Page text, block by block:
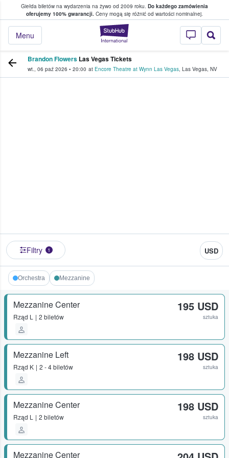
Giełda biletów na wydarzenia na żywo od 2009 roku. Do każdego zamówienia
oferujemy 100% gwarancji. Ceny mogą się różnić od wartości nominalnej.
StubHub —
Menu
w którym fani i kibice kupują i
Brandon Flowers Las Vegas Tickets
wt., 06 paź 2026 • 20:00 at Encore Theatre at Wynn Las Vegas, Las Vegas, NV
Filtry 1 USD
Orchestra Mezzanine
Mezzanine Center
Rząd L 2 biletów
195 USD
sztuka
Mezzanine Left
Rząd K 2 - 4 biletów
198 USD
sztuka
Mezzanine Center
Rząd L 2 biletów
198 USD
sztuka
Mezzanine Center